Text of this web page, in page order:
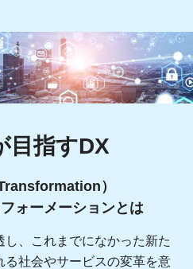
目指すDX
）
ォーメーションとは
、これまでになかった新た
る社会やサービスの変革を意